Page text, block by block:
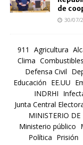
de
30/07/
911 Agricultura
Clima Combustibles
Defensa Civil
Educación EE.UU
INDRHI
Junta Central
MINISTERIO DE
Ministerio público
Política Prisión